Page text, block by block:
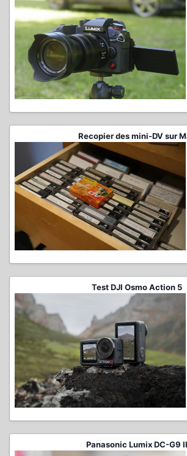
Recopier des mini-DV sur
Test DJI Osmo Action 5
Panasonic Lumix DC-G9 II